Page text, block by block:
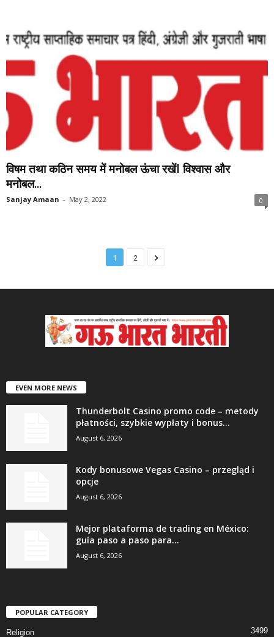
विषम तथा कठिन समय में मनोबल ऊंचा रखेंl विश्वास और
मनोबल...
Sanjay Amaan - May 2, 2022 0
1 2
EVEN MORE NEWS
Thunderbolt Casino promo code – metody
płatności, szybkie wypłaty i bonus...
August 6, 2026
Kody bonusowe Vegas Casino – przegląd i
opcje
August 6, 2026
Mejor plataforma de trading en México:
guía paso a paso para...
August 6, 2026
POPULAR CATEGORY
Religion 3499